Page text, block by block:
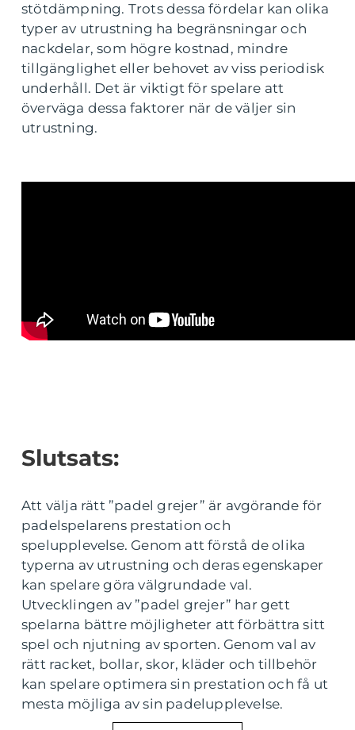
stötdämpning. Trots dessa fördelar kan olika
typer av utrustning ha begränsningar och
nackdelar, som högre kostnad, mindre
tillgänglighet eller behovet av viss periodisk
underhåll. Det är viktigt för spelare att
överväga dessa faktorer när de väljer sin
utrustning.
Slutsats:
Att välja rätt ”padel grejer” är avgörande för
padelspelarens prestation och
spelupplevelse. Genom att förstå de olika
typerna av utrustning och deras egenskaper
kan spelare göra välgrundade val.
Utvecklingen av ”padel grejer” har gett
spelarna bättre möjligheter att förbättra sitt
spel och njutning av sporten. Genom val av
rätt racket, bollar, skor, kläder och tillbehör
kan spelare optimera sin prestation och få ut
mesta möjliga av sin padelupplevelse.